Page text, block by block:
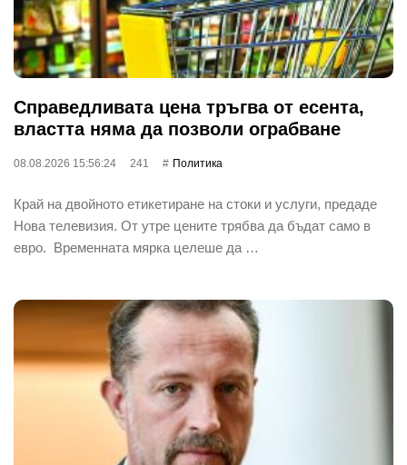
Справедливата цена тръгва от есента,
властта няма да позволи ограбване
08.08.2026 15:56:24 241 Политика
Край на двойното етикетиране на стоки и услуги, предаде
Нова телевизия. От утре цените трябва да бъдат само в
евро. Временната мярка целеше да …